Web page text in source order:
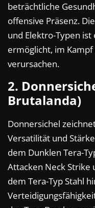
beträchtliche
offensive Präsenz.
und Elektro-Typen
ermöglicht, im Kampf
verursachen.
2.
Brutalanda)
Donnersichel
Versatilität und
dem Dunklen Tera-
Attacken Neck Strike
dem Tera-Typ Stahl